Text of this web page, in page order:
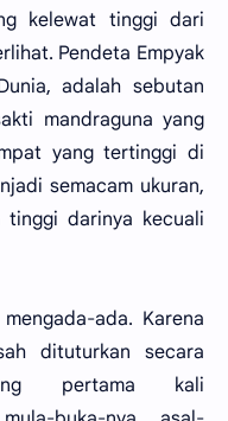
kelewat tinggi dari
Pendeta Empyak
adalah sebutan
mandraguna yang
yang tertinggi di
semacam ukuran,
darinya kecuali
ada. Karena
dituturkan secara
pertama kali